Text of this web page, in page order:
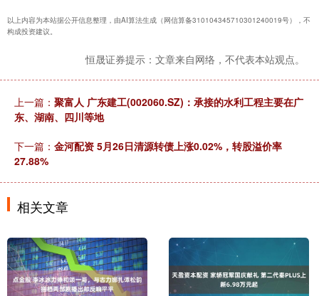
以上内容为本站据公开信息整理，由AI算法生成（网信算备310104345710301240019号），不
构成投资建议。
恒晟证券提示：文章来自网络，不代表本站观点。
上一篇： 聚富人 广东建工(002060.SZ)：承接的水利工程主要在广
东、湖南、四川等地
下一篇： 金河配资 5月26日清源转债上涨0.02%，转股溢价率
27.88%
相关文章